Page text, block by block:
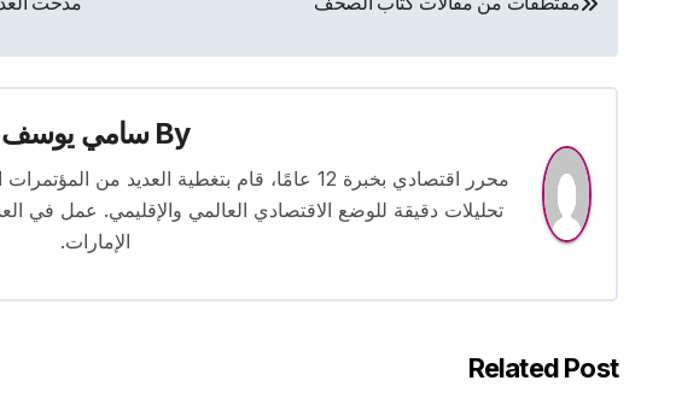
المقالات
By سامي يوسف
محرر اقتصادي بخبرة 12 عامًا، قام بتغطية العديد
تحليلات دقيقة للوضع الاقتصادي العالمي والإقليمي. عمل في
الإمارات.
Related Post